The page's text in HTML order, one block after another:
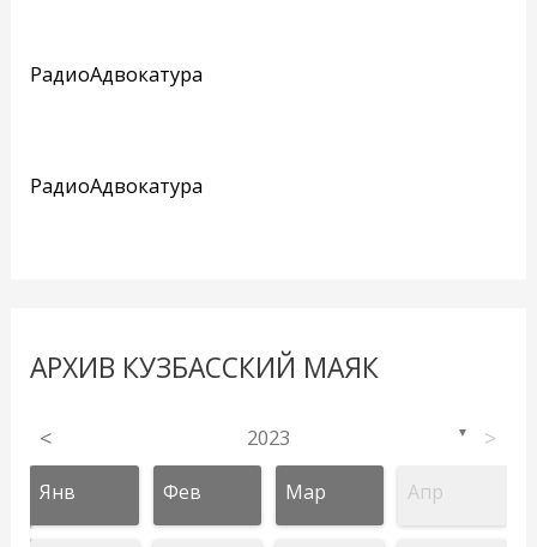
РадиоАдвокатура
РадиоАдвокатура
АРХИВ КУЗБАССКИЙ МАЯК
< 2023 ▼ >
Янв Фев Мар Апр